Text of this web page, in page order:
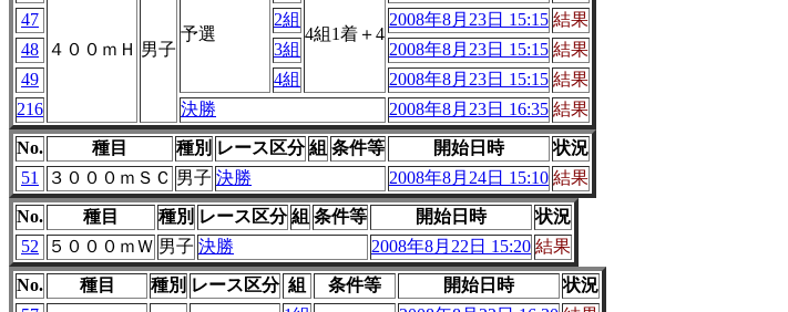
４００ｍＨ 男子
予選 4組1着＋4
47
2組 2008年8月23日 15:15 結果
48
3組 2008年8月23日 15:15 結果
49
4組 2008年8月23日 15:15 結果
216
決勝 2008年8月23日 16:35 結果
No. 種目 種別 レース区分 組 条件等 開始日時
状況
51
３０００ｍＳＣ 男子 決勝 2008年8月24日 15:10 結果
No. 種目 種別 レース区分 組 条件等 開始日時
状況
52
５０００ｍＷ 男子 決勝 2008年8月22日 15:20 結果
No. 種目 種別 レース区分 組 条件等 開始日時
状況